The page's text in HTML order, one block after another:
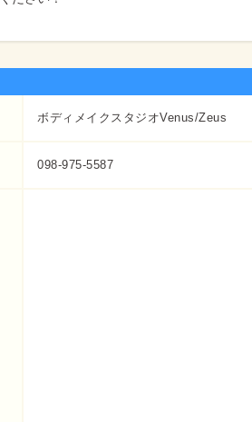
ボディメイクスタジオVenus/Zeus
098-975-5587